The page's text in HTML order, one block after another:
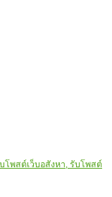
โพสต์เว็บอสังหา, รับโพสต์